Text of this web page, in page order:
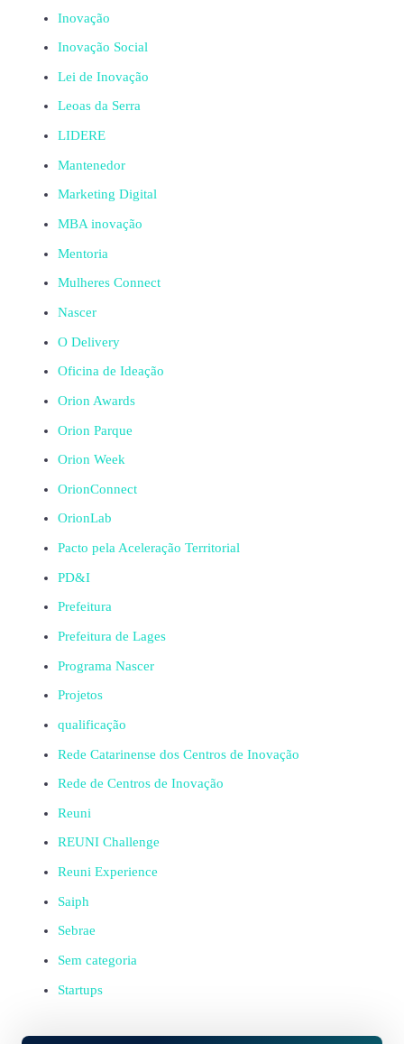
Inovação
Inovação Social
Lei de Inovação
Leoas da Serra
LIDERE
Mantenedor
Marketing Digital
MBA inovação
Mentoria
Mulheres Connect
Nascer
O Delivery
Oficina de Ideação
Orion Awards
Orion Parque
Orion Week
OrionConnect
OrionLab
Pacto pela Aceleração Territorial
PD&I
Prefeitura
Prefeitura de Lages
Programa Nascer
Projetos
qualificação
Rede Catarinense dos Centros de Inovação
Rede de Centros de Inovação
Reuni
REUNI Challenge
Reuni Experience
Saiph
Sebrae
Sem categoria
Startups